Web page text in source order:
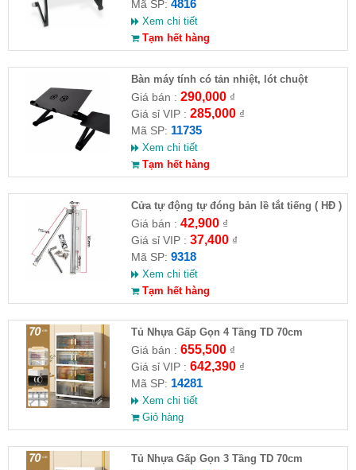
Mã SP: 4816
Xem chi tiết
Tạm hết hàng
Bàn máy tính có tản nhiệt, lót chuột
Giá bán : 290,000₫
Giá sỉ VIP : 285,000₫
Mã SP: 11735
Xem chi tiết
Tạm hết hàng
Cửa tự động tự đóng bản lề tắt tiếng ( HĐ )
Giá bán : 42,900₫
Giá sỉ VIP : 37,400₫
Mã SP: 9318
Xem chi tiết
Tạm hết hàng
Tủ Nhựa Gấp Gọn 4 Tầng TD 70cm
Giá bán : 655,500₫
Giá sỉ VIP : 642,390₫
Mã SP: 14281
Xem chi tiết
Giỏ hàng
Tủ Nhựa Gấp Gọn 3 Tầng TD 70cm